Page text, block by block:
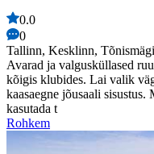
0.0
0
Tallinn, Kesklinn,
Avarad ja valgusküllased
kõigis klubides. Lai valik
kaasaegne jõusaali sisustus.
kasutada t
Rohkem